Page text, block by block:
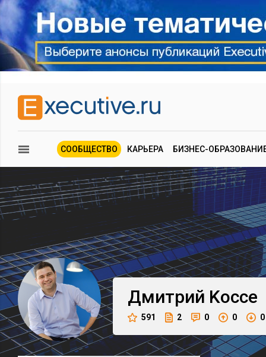
СООБЩЕСТВО КАРЬЕРА БИЗНЕС-
Дмитрий Kocce
591 2 0 0 0